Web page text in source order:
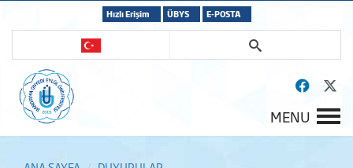
Hızlı Erişim ÜBYS E-POSTA
MENU